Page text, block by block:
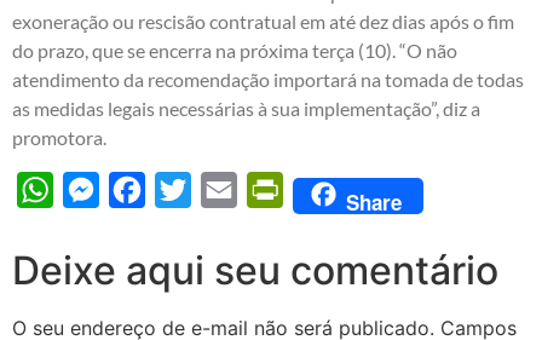
exoneração ou rescisão contratual em até dez dias após o fim
do prazo, que se encerra na próxima terça (10). “O não
atendimento da recomendação importará na tomada de todas
as medidas legais necessárias à sua implementação”, diz a
promotora.
WhatsAppMessengerFacebook
Twitter Email PrintFriendly
Share
Deixe aqui seu comentário
O seu endereço de e-mail não será publicado. Campos